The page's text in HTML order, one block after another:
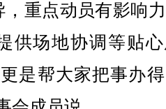
重点动员有影响
供场地协调等贴
是帮大家把事办